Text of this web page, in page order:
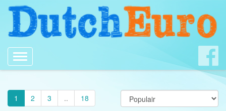
Toggle
navigation
1 2 3 .. 18